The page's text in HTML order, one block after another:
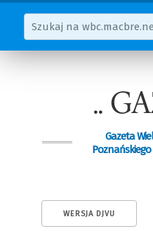
..
Gazeta
Poznańskiego
WERSJA DJVU